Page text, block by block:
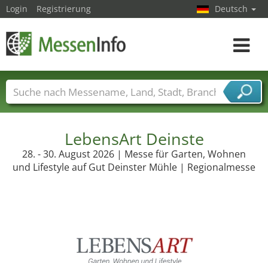
LebensArt Deinste
28. - 30. August 2026 | Messe für Garten, Wohnen
und Lifestyle auf Gut Deinster Mühle | Regionalmesse
Login Registrierung Deutsch
Toggle
Messenamen Länder Städte
Branchen